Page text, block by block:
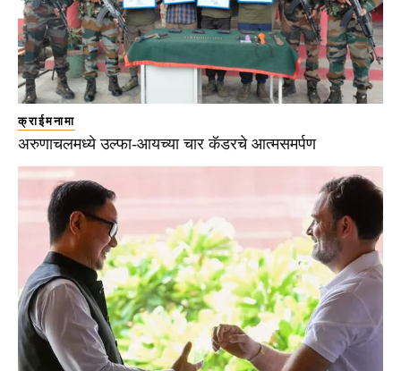
क्राईमनामा
अरुणाचलमध्ये उल्फा-आयच्या चार कॅडरचे आत्मसमर्पण